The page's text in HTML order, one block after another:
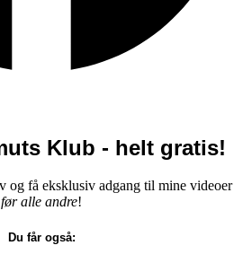
Klub - helt gratis!
og få eksklusiv adgang til mine videoer
før alle andre!
Du får også: